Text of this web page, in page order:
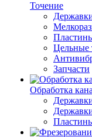
Точение
Цельные
Запчасти
Обработка